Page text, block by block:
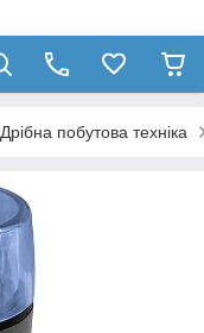
Дрібна побутова техніка